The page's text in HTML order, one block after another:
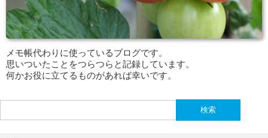
メモ帳代わりに使っているブログです。
思いついたことをつらつらと記録しています。
何かお役に立てるものがあれば幸いです。
索: